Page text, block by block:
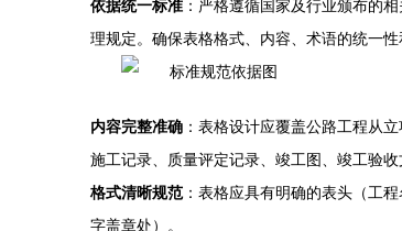
依据统一标准 ：严格遵循国家及行业颁布的
理规定。确保表格格式、内容、术语的统一性
内容完整准确 ：表格设计应覆盖公路工程从
施工记录、质量评定记录、竣工图、竣工验
格式清晰规范 ：表格应具有明确的表头（工
字盖章处）。